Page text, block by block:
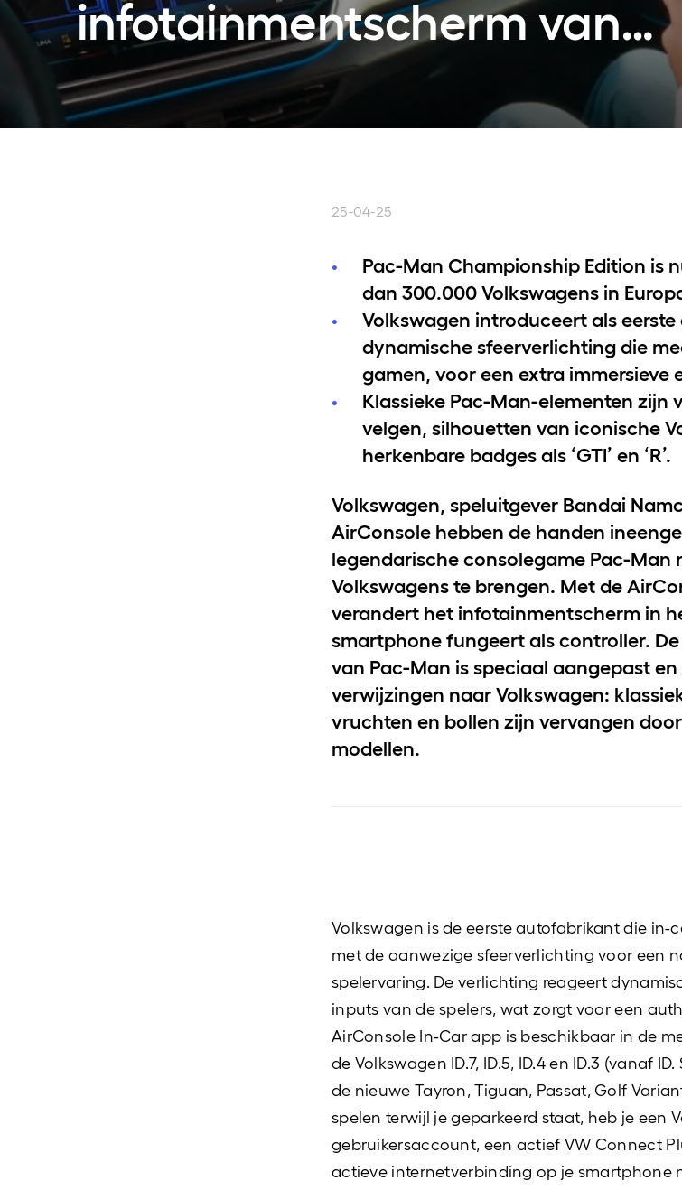
Vervangend vervoer
infotainmentscherm van
Volkswagens
25-04-25
Pac-Man Championship Edition is
dan 300.000 Volkswagens in
Volkswagen introduceert als
dynamische sfeerverlichting die
gamen, voor een extra immersieve
Klassieke Pac-Man-elementen zijn
velgen, silhouetten van iconische
herkenbare badges als ‘GTI’ en ‘R’.
Volkswagen, speluitgever Bandai
AirConsole hebben de handen
legendarische consolegame Pac-Man
Volkswagens te brengen. Met de
verandert het infotainmentscherm in
smartphone fungeert als controller.
van Pac-Man is speciaal aangepast
verwijzingen naar Volkswagen:
vruchten en bollen zijn vervangen
modellen.
Volkswagen is de eerste autofabrikant die
met de aanwezige sfeerverlichting voor een
spelervaring. De verlichting reageert
inputs van de spelers, wat zorgt voor een
AirConsole In-Car app is beschikbaar in de
de Volkswagen ID.7, ID.5, ID.4 en ID.3 (vanaf
de nieuwe Tayron, Tiguan, Passat, Golf
spelen terwijl je geparkeerd staat, heb je een
gebruikersaccount, een actief VW Connect
actieve internetverbinding op je smartphone